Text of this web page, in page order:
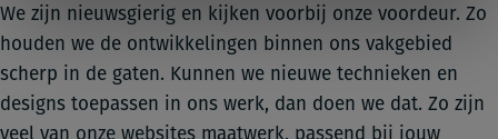
We zijn nieuwsgierig en kijken voorbij onze voordeur. Zo
houden we de ontwikkelingen binnen ons vakgebied
scherp in de gaten. Kunnen we nieuwe technieken en
designs toepassen in ons werk, dan doen we dat. Zo zijn
veel van onze websites maatwerk, passend bij jouw